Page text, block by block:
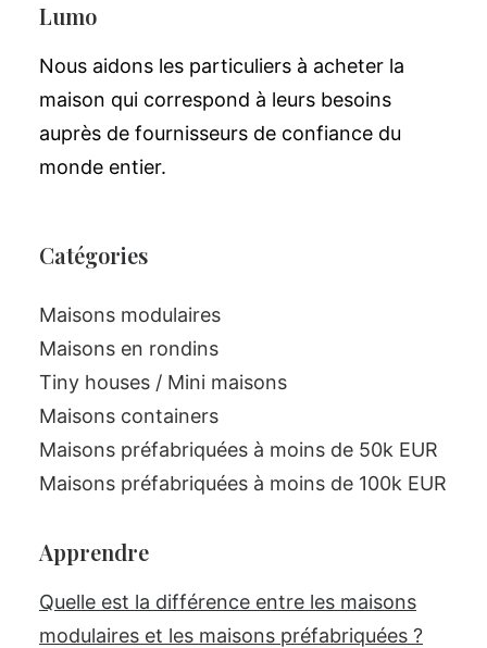
Lumo
Nous aidons les particuliers à acheter la
maison qui correspond à leurs besoins
auprès de fournisseurs de confiance du
monde entier.
Catégories
Maisons modulaires
Maisons en rondins
Tiny houses / Mini maisons
Maisons containers
Maisons préfabriquées à moins de 50k EUR
Maisons préfabriquées à moins de 100k EUR
Apprendre
Quelle est la différence entre les maisons
modulaires et les maisons préfabriquées ?